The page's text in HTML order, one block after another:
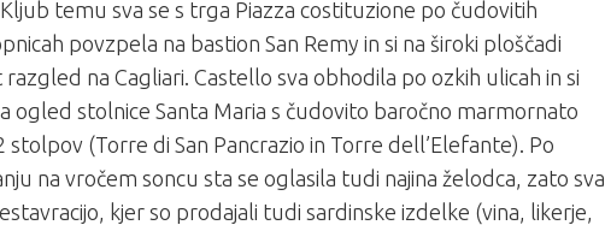
temu sva se s trga Piazza costituzione po čudovitih
povzpela na bastion San Remy in si na široki ploščadi
na Cagliari. Castello sva obhodila po ozkih ulicah in si
ogled stolnice Santa Maria s čudovito baročno marmornato
(Torre di San Pancrazio in Torre dell’Elefante). Po
na vročem soncu sta se oglasila tudi najina želodca, zato sva
kjer so prodajali tudi sardinske izdelke (vina, likerje,